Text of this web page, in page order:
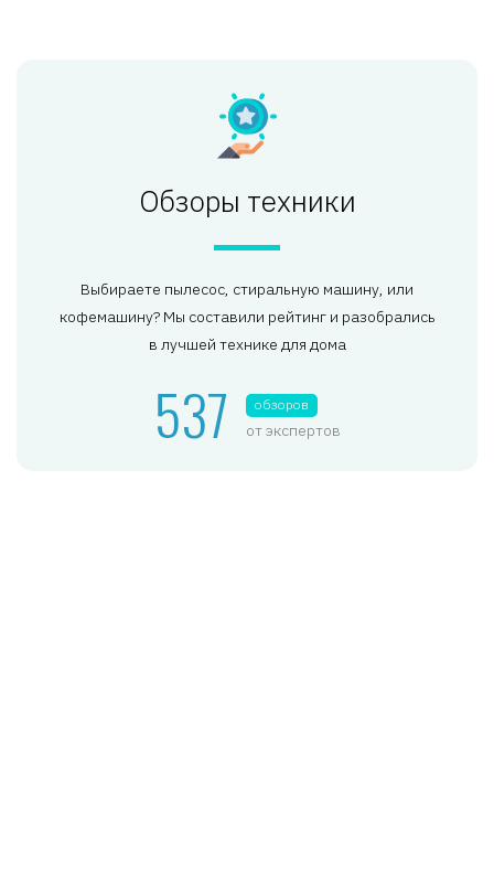
Обзоры техники
Выбираете пылесос, стиральную машину, или
кофемашину? Мы составили рейтинг и разобрались
в лучшей технике для дома
537 обзоров
от экспертов